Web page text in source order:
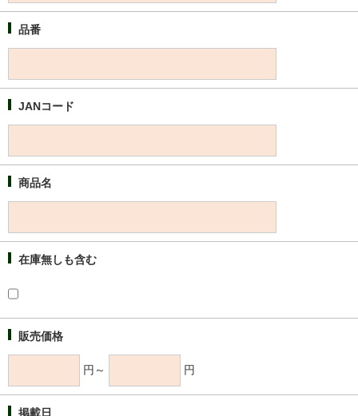
品番
JANコード
商品名
在庫無しも含む
販売価格
円～ 円
掲載日